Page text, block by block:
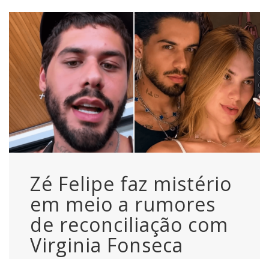
Zé Felipe faz mistério
em meio a rumores
de reconciliação com
Virginia Fonseca